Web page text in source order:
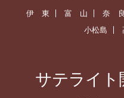
伊 東 富 山 奈 良
小松島
サテライト